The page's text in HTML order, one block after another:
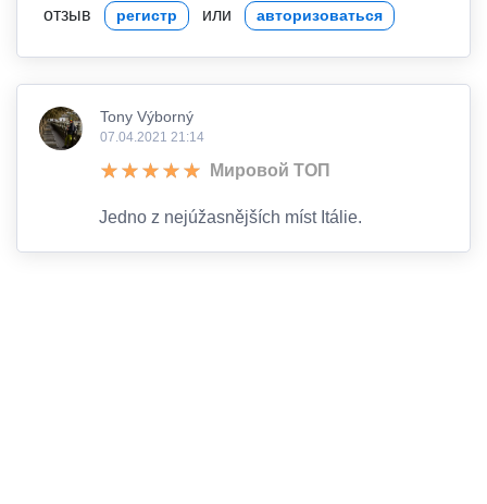
отзыв
регистр или авторизоваться
Tony Výborný
07.04.2021 21:14
Мировой ТОП
Jedno z nejúžasnějších míst Itálie.